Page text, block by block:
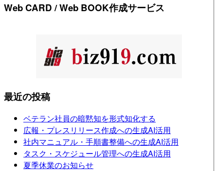
Web CARD / Web BOOK作成サービス
最近の投稿
ベテラン社員の暗黙知を形式知化する
広報・プレスリリース作成への生成AI活用
社内マニュアル・手順書整備への生成AI活用
タスク・スケジュール管理への生成AI活用
夏季休業のお知らせ